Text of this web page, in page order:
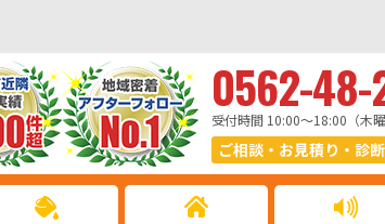
0562-48-
受付時間 10:00〜18:00（木曜
ご相談・お見積り・診